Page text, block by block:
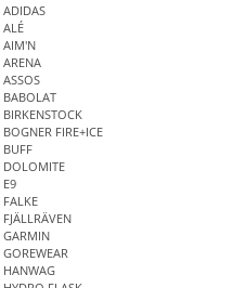
ADIDAS
ALÉ
AIM'N
ARENA
ASSOS
BABOLAT
BIRKENSTOCK
BOGNER FIRE+ICE
BUFF
DOLOMITE
E9
FALKE
FJÄLLRÄVEN
GARMIN
GOREWEAR
HANWAG